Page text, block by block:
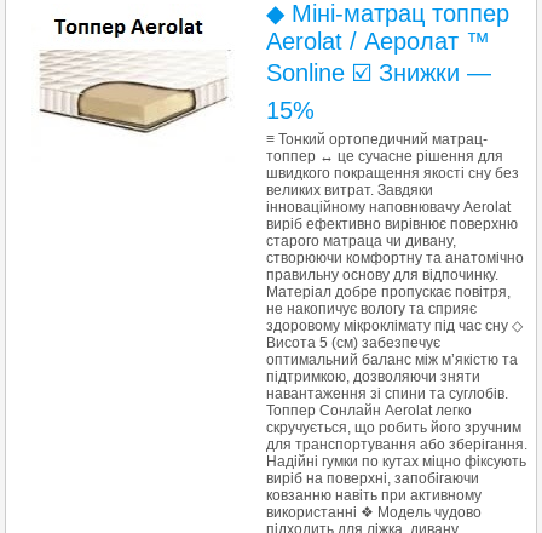
◆ Міні-матрац топпер
Aerolat / Аеролат ™
Sonline ☑️ Знижки —
15%
≡ Тонкий ортопедичний матрац-
топпер ↔ це сучасне рішення для
швидкого покращення якості сну без
великих витрат. Завдяки
інноваційному наповнювачу Aerolat
виріб ефективно вирівнює поверхню
старого матраца чи дивану,
створюючи комфортну та анатомічно
правильну основу для відпочинку.
Матеріал добре пропускає повітря,
не накопичує вологу та сприяє
здоровому мікроклімату під час сну ◇
Висота 5 (см) забезпечує
оптимальний баланс між м’якістю та
підтримкою, дозволяючи зняти
навантаження зі спини та суглобів.
Топпер Сонлайн Aerolat легко
скручується, що робить його зручним
для транспортування або зберігання.
Надійні гумки по кутах міцно фіксують
виріб на поверхні, запобігаючи
ковзанню навіть при активному
використанні ❖ Модель чудово